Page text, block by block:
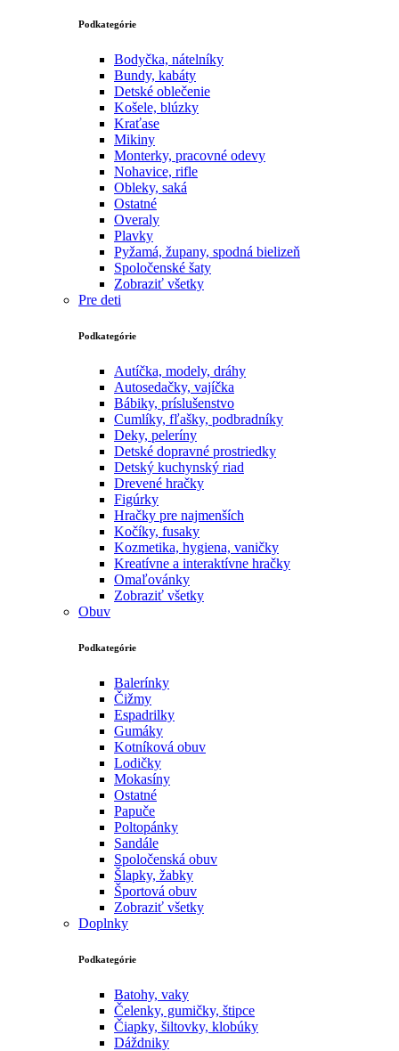
Podkategórie
Bodyčka, nátelníky
Bundy, kabáty
Detské oblečenie
Košele, blúzky
Kraťase
Mikiny
Monterky, pracovné odevy
Nohavice, rifle
Obleky, saká
Ostatné
Overaly
Plavky
Pyžamá, župany, spodná bielizeň
Spoločenské šaty
Zobraziť všetky
Pre deti
Podkategórie
Autíčka, modely, dráhy
Autosedačky, vajíčka
Bábiky, príslušenstvo
Cumlíky, fľašky, podbradníky
Deky, peleríny
Detské dopravné prostriedky
Detský kuchynský riad
Drevené hračky
Figúrky
Hračky pre najmenších
Kočíky, fusaky
Kozmetika, hygiena, vaničky
Kreatívne a interaktívne hračky
Omaľovánky
Zobraziť všetky
Obuv
Podkategórie
Balerínky
Čižmy
Espadrilky
Gumáky
Kotníková obuv
Lodičky
Mokasíny
Ostatné
Papuče
Poltopánky
Sandále
Spoločenská obuv
Šlapky, žabky
Športová obuv
Zobraziť všetky
Doplnky
Podkategórie
Batohy, vaky
Čelenky, gumičky, štipce
Čiapky, šiltovky, klobúky
Dáždniky